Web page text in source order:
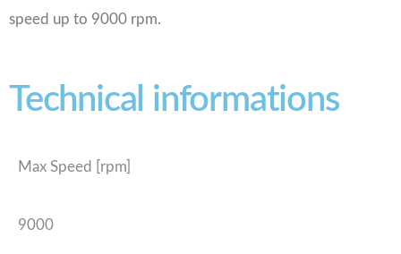
speed up to 9000 rpm.
Technical informations
Max Speed [rpm]
9000